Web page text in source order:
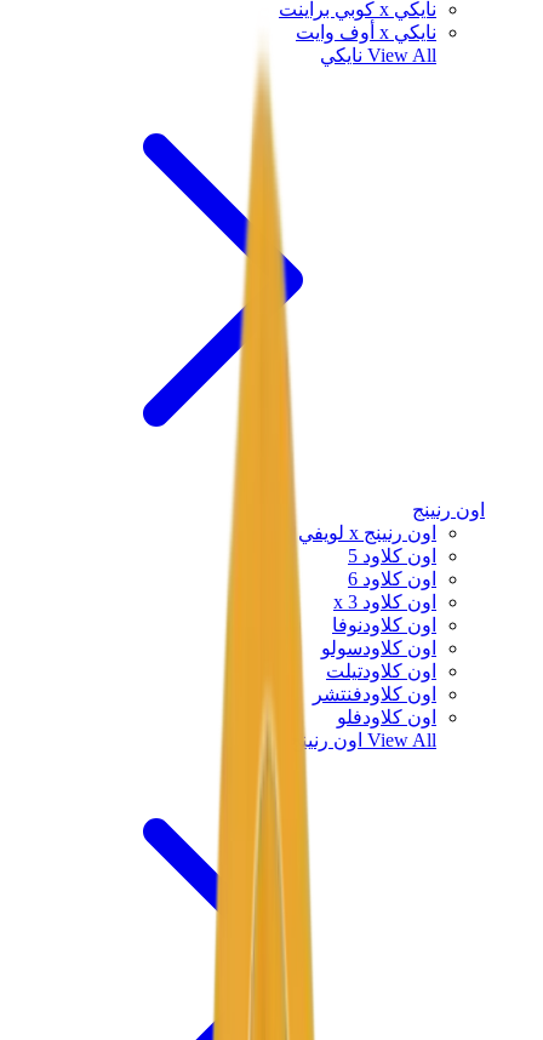
نايكي x كوبي براينت
نايكي x أوف وايت
View All نايكي
اون رنينج
اون رنينج x لويفي
اون كلاود 5
اون كلاود 6
اون كلاود x 3
اون كلاودنوفا
اون كلاودسولو
اون كلاودتيلت
اون كلاودفنتشر
اون كلاودفلو
View All اون رنينج